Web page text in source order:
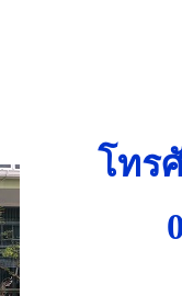
โทรศั